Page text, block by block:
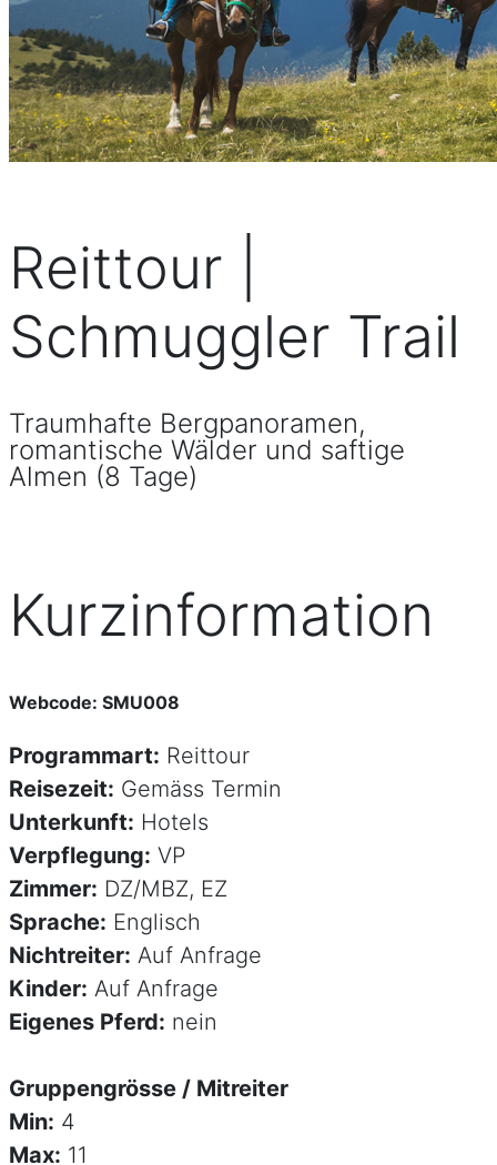
Reittour |
Schmuggler Trail
Traumhafte Bergpanoramen,
romantische Wälder und saftige
Almen (8 Tage)
Kurzinformation
Webcode: SMU008
Programmart: Reittour
Reisezeit: Gemäss Termin
Unterkunft: Hotels
Verpflegung: VP
Zimmer: DZ/MBZ, EZ
Sprache: Englisch
Nichtreiter: Auf Anfrage
Kinder: Auf Anfrage
Eigenes Pferd: nein
Gruppengrösse / Mitreiter
Min: 4
Max: 11